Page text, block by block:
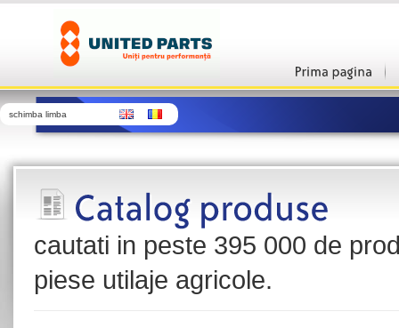
schimba limba
cautati in peste 395 000 de
piese utilaje agricole.